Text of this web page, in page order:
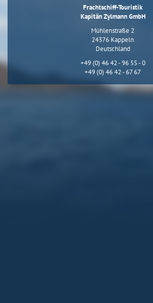
Frachtschiff-Touristik
Kapitän Zylmann GmbH
Mühlenstraße 2
24376 Kappeln
Deutschland
+49 (0) 46 42 - 96 55 - 0
+49 (0) 46 42 - 67 67